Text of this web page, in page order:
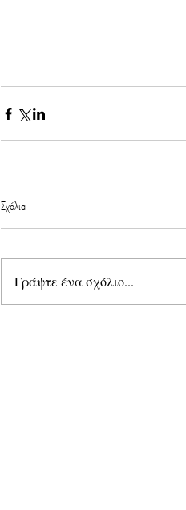
Σχόλια
Γράψτε ένα σχόλιο...